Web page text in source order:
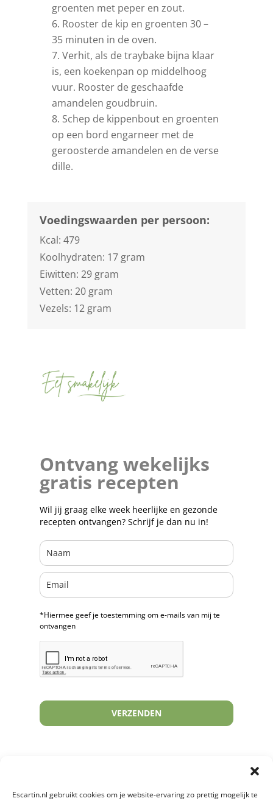
Escartin.nl gebruikt cookies om je website-ervaring zo prettig mogelijk te
groenten met peper en zout.
Rooster de kip en groenten 30 –
35 minuten in de oven.
Verhit, als de traybake bijna klaar
is, een koekenpan op middelhoog
vuur. Rooster de geschaafde
amandelen goudbruin.
Schep de kippenbout en groenten
op een bord engarneer met de
geroosterde amandelen en de verse
dille.
Voedingswaarden per persoon:
Kcal: 479
Koolhydraten: 17 gram
Eiwitten: 29 gram
Vetten: 20 gram
Vezels: 12 gram
Ontvang wekelijks
gratis recepten
Wil jij graag elke week heerlijke en gezonde
recepten ontvangen? Schrijf je dan nu in!
*Hiermee geef je toestemming om e-mails van mij te
ontvangen
VERZENDEN